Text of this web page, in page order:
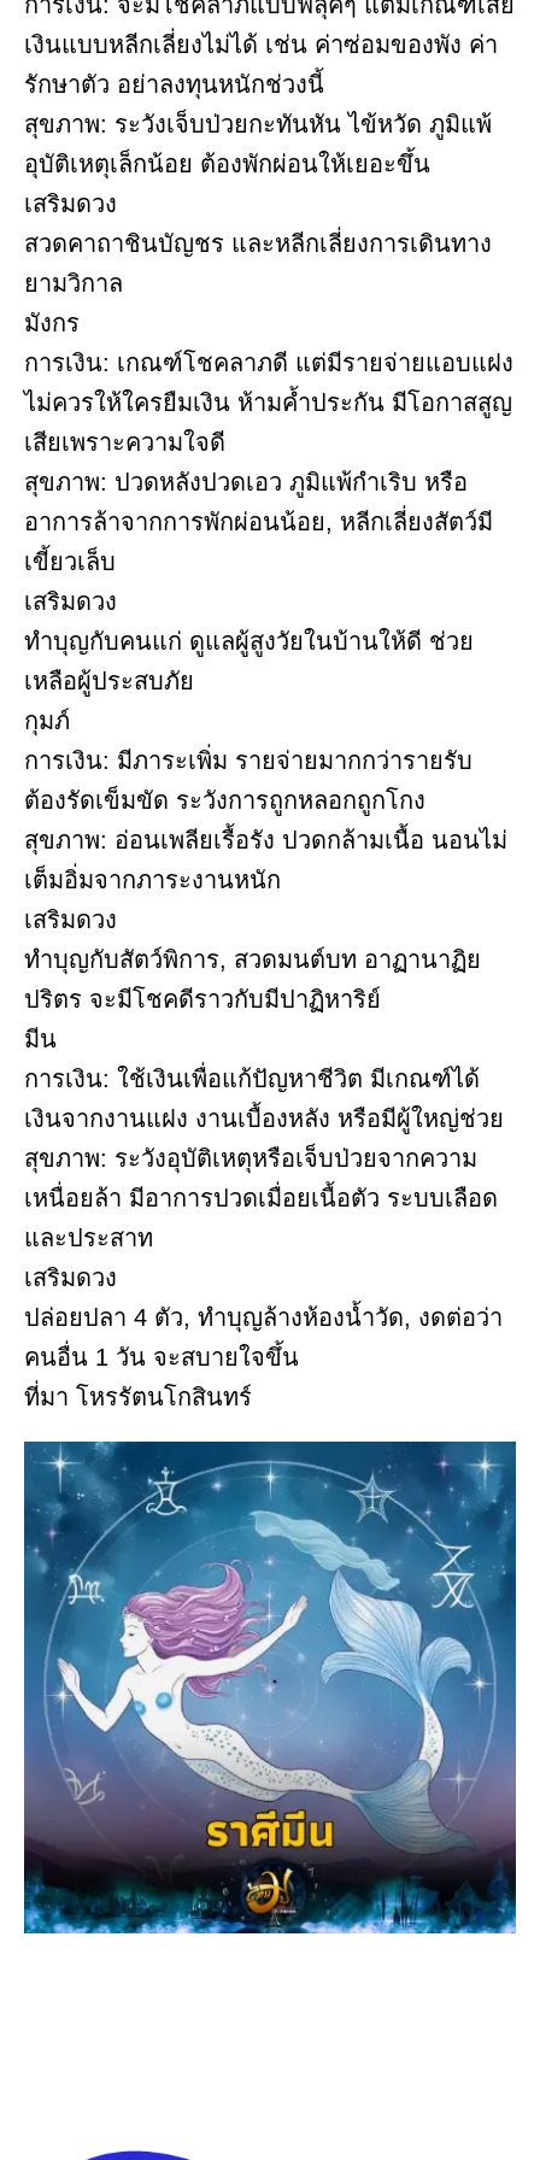
เงินแบบหลีกเลี่ยงไม่ได้ เช่น ค่าซ่อมของพัง ค่า
รักษาตัว อย่าลงทุนหนักช่วงนี้
สุขภาพ: ระวังเจ็บป่วยกะทันหัน ไข้หวัด ภูมิแพ้
อุบัติเหตุเล็กน้อย ต้องพักผ่อนให้เยอะขึ้น
เสริมดวง
สวดคาถาชินบัญชร และหลีกเลี่ยงการเดินทาง
ยามวิกาล
มังกร
การเงิน: เกณฑ์โชคลาภดี แต่มีรายจ่ายแอบแฝง
ไม่ควรให้ใครยืมเงิน ห้ามค้ำประกัน มีโอกาสสูญ
เสียเพราะความใจดี
สุขภาพ: ปวดหลังปวดเอว ภูมิแพ้กำเริบ หรือ
อาการล้าจากการพักผ่อนน้อย, หลีกเลี่ยงสัตว์มี
เขี้ยวเล็บ
เสริมดวง
ทำบุญกับคนแก่ ดูแลผู้สูงวัยในบ้านให้ดี ช่วย
เหลือผู้ประสบภัย
กุมภ์
การเงิน: มีภาระเพิ่ม รายจ่ายมากกว่ารายรับ
ต้องรัดเข็มขัด ระวังการถูกหลอกถูกโกง
สุขภาพ: อ่อนเพลียเรื้อรัง ปวดกล้ามเนื้อ นอนไม่
เต็มอิ่มจากภาระงานหนัก
เสริมดวง
ทำบุญกับสัตว์พิการ, สวดมนต์บท อาฏานาฏิย
ปริตร จะมีโชคดีราวกับมีปาฏิหาริย์
มีน
การเงิน: ใช้เงินเพื่อแก้ปัญหาชีวิต มีเกณฑ์ได้
เงินจากงานแฝง งานเบื้องหลัง หรือมีผู้ใหญ่ช่วย
สุขภาพ: ระวังอุบัติเหตุหรือเจ็บป่วยจากความ
เหนื่อยล้า มีอาการปวดเมื่อยเนื้อตัว ระบบเลือด
และประสาท
เสริมดวง
ปล่อยปลา 4 ตัว, ทำบุญล้างห้องน้ำวัด, งดต่อว่า
คนอื่น 1 วัน จะสบายใจขึ้น
ที่มา โหรรัตนโกสินทร์